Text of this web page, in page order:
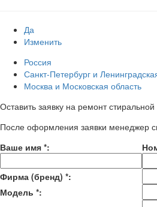
Да
Изменить
Россия
Санкт-Петербург и
Москва и Московская область
Оставить заявку на ремонт
После оформления заявки менеджер
Ваше имя *:
Фирма (бренд) *:
Модель *: